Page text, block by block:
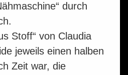
durch
Stoff“ von Claudia
jeweils einen halben
Zeit war, die